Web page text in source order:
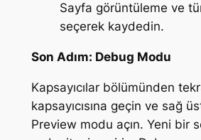
Sayfa görüntüleme ve
seçerek kaydedin.
Son Adım: Debug Modu
Kapsayıcılar bölümünden
kapsayıcısına geçin ve sağ
Preview modu açın. Yeni bir